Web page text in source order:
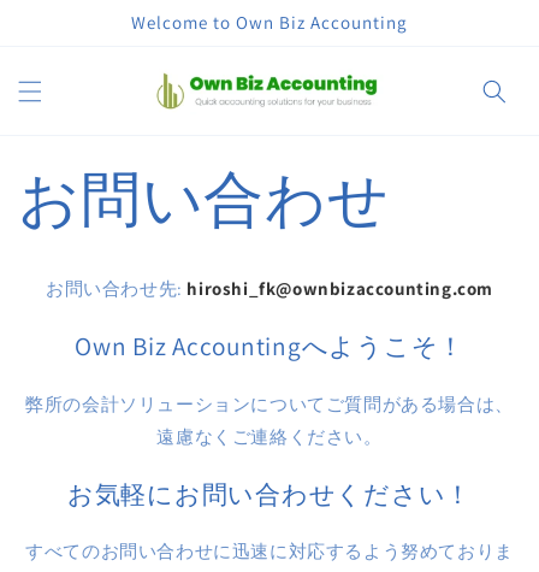
Welcome to Own Biz Accounting
Cart
お問い合わせ
お問い合わせ先: hiroshi_fk@ownbizaccounting.com
Own Biz Accountingへようこそ！
弊所の会計ソリューションについてご質問がある場合は、
遠慮なくご連絡ください。
お気軽にお問い合わせください！
すべてのお問い合わせに迅速に対応するよう努めておりま